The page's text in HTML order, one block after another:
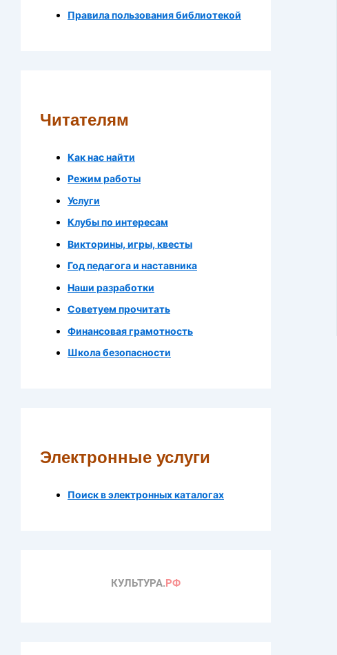
Правила пользования библиотекой
Читателям
Как нас найти
Режим работы
Услуги
Клубы по интересам
Викторины, игры, квесты
Год педагога и наставника
Наши разработки
Советуем прочитать
Финансовая грамотность
Школа безопасности
Электронные услуги
Поиск в электронных каталогах